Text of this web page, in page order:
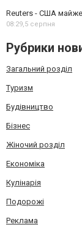
Reuters - США майже
08:29,5 серпня
Рубрики
Загальний розділ
Туризм
Будівництво
Бізнес
Жіночий розділ
Економіка
Кулінарія
Подорожі
Реклама